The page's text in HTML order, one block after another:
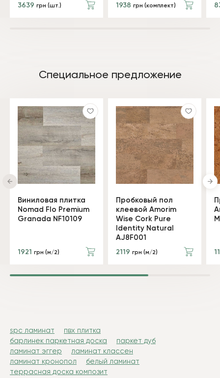
3639 грн (шт.) 1938 грн (комплект)
Специальное предложение
Виниловая плитка
Nomad Flo Premium
Granada NF10109
1921 грн (м/2)
Пробковый пол
клеевой Amorim
Wise Cork Pure
Identity Natural
AJ8F001
2119 грн (м/2)
spc ламинат
пвх плитка
барлинек паркетная доска
паркет дуб
ламинат эггер
ламинат классен
ламинат кронопол
белый ламинат
террасная доска композит